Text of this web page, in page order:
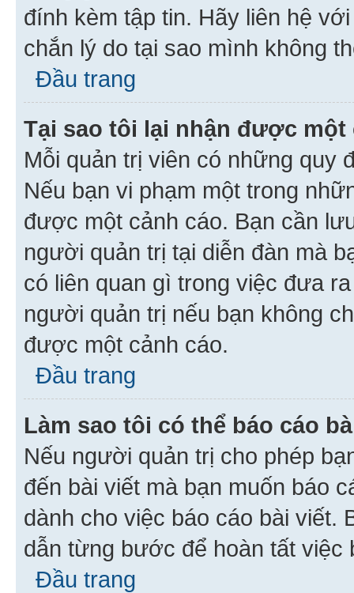
đính kèm tập tin. Hãy liên hệ
chắn lý do tại sao mình không
Đầu trang
Tại sao tôi lại nhận được một
Mỗi quản trị viên có những quy
Nếu bạn vi phạm một trong
được một cảnh cáo. Bạn cần
người quản trị tại diễn đàn mà
có liên quan gì trong việc đưa
người quản trị nếu bạn không
được một cảnh cáo.
Đầu trang
Làm sao tôi có thể báo cáo
Nếu người quản trị cho phép
đến bài viết mà bạn muốn báo
dành cho việc báo cáo bài viết.
dẫn từng bước để hoàn tất việc
Đầu trang